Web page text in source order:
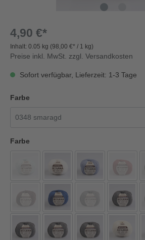
4,90 €*
Inhalt: 0.05 kg (98,00 €* / 1 kg)
Preise inkl. MwSt. zzgl. Versandkosten
Sofort verfügbar, Lieferzeit: 1-3 Tage
Farbe
Farbe